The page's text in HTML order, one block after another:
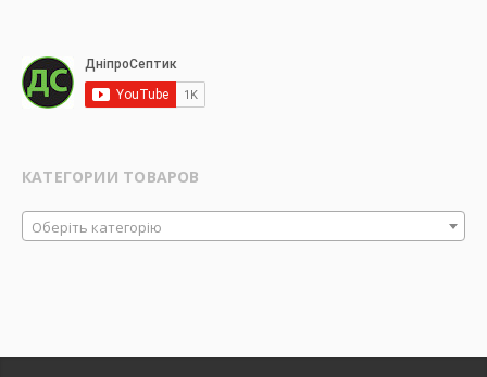
КАТЕГОРИИ ТОВАРОВ
Оберіть категорію